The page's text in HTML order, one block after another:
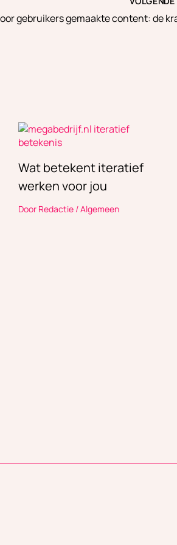
Wat betekent iteratief
werken voor jou
Door Redactie /Algemeen